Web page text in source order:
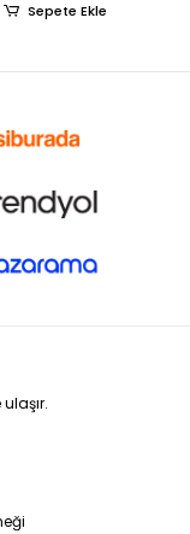
Sepete Ekle